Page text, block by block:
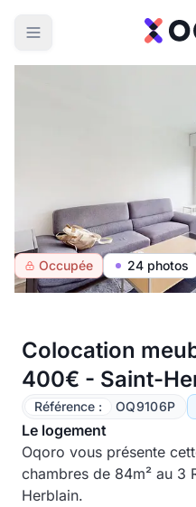
Occupée 24 photos
Colocation
400€ - Saint-
Référence : OQ9106P
Le logement
Oqoro vous présente
chambres de 84m² au 3
Herblain.